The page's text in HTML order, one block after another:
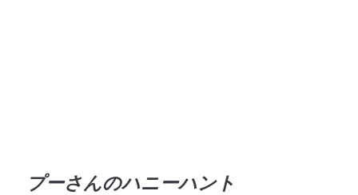
プーさんのハニーハント